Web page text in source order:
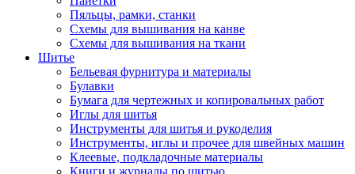
Пяльцы, рамки, станки
Схемы для вышивания на канве
Схемы для вышивания на ткани
Шитье
Бельевая фурнитура и материалы
Булавки
Бумага для чертежных и копировальных работ
Иглы для шитья
Инструменты для шитья и рукоделия
Инструменты, иглы и прочее для швейных машин
Клеевые, подкладочные материалы
Книги и журналы по шитью